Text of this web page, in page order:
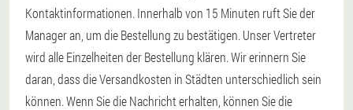
Kontaktinformationen. Innerhalb von 15 Minuten ruft Sie der
Manager an, um die Bestellung zu bestätigen. Unser Vertreter
wird alle Einzelheiten der Bestellung klären. Wir erinnern Sie
daran, dass die Versandkosten in Städten unterschiedlich sein
können. Wenn Sie die Nachricht erhalten, können Sie die